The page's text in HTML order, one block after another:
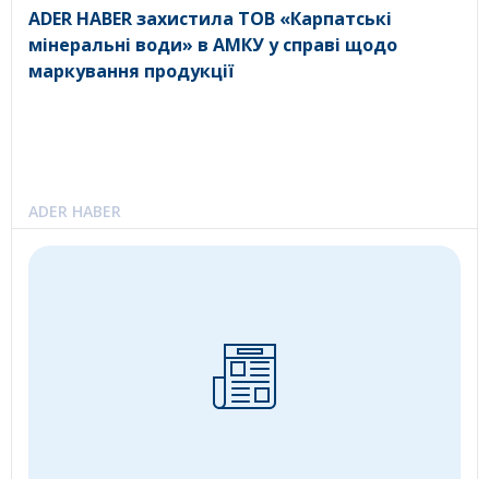
ADER HABER захистила ТОВ «Карпатські
мінеральні води» в АМКУ у справі щодо
маркування продукції
ADER HABER